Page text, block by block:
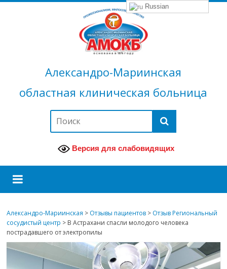
Александро-Мариинская
областная клиническая больница
Версия для слабовидящих
Александро-Мариинская > Отзывы пациентов > Отзыв Региональный
сосудистый центр > В Астрахани спасли молодого человека
пострадавшего от электропилы
Russian